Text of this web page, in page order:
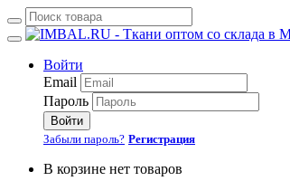
Войти
Email
Пароль
Войти
Забыли пароль? Регистрация
В корзине нет товаров